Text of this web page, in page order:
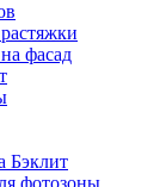
фасад
Бэклит
фотозоны